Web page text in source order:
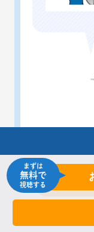
まずは
無料で
視聴する